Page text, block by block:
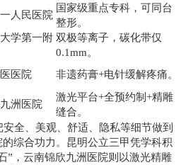
人民医院
国家级重点专科，可同台
整形。
学第一附 双极等离子，碳化带仅
0.1mm。
医院
非遗药膏+电针缓解疼痛。
洲医院
激光平台+全预约制+精雕
缝合。
全、美观、舒适、隐私等细节做到
综合功力。昆明公立三甲凭学科积
”，云南锦欣九洲医院则以激光精雕